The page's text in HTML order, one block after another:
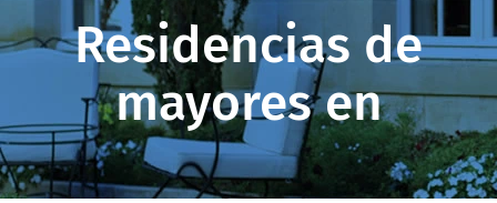
Residencias de
mayores en